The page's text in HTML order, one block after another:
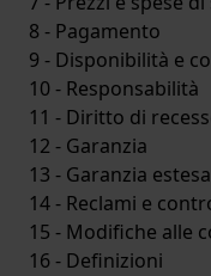
8 - Pagamento
9 - Disponibilità e
10 - Responsabilità
11 - Diritto di
12 - Garanzia
13 - Garanzia estesa
14 - Reclami e
15 - Modifiche alle
16 - Definizioni